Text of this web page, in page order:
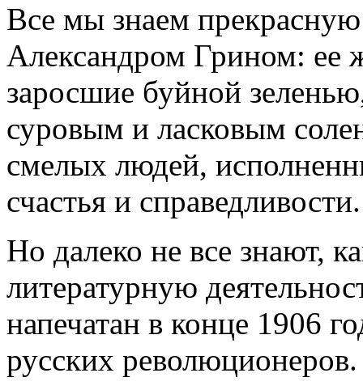
Все мы знаем
Александром Грином: ее
заросшие буйной
суровым и ласковым
смелых людей,
счастья и справедливости.
Но далеко не все знают,
литературную
напечатан в конце 1906
русских революционеров.